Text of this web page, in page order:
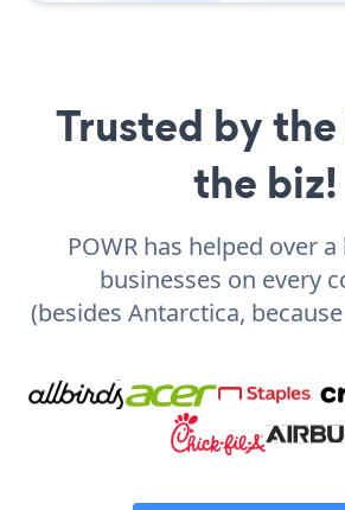
Trusted by
the biz!
POWR has helped over
businesses on every
(besides Antarctica,